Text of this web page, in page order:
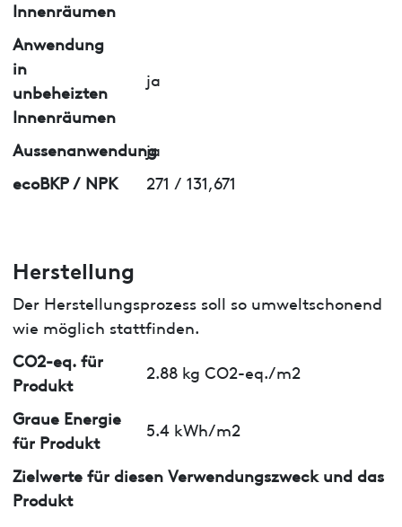
Innenräumen
Anwendung
in
unbeheizten
Innenräumen
ja
Aussenanwendung
ja
ecoBKP / NPK
271 / 131,671
Herstellung
Der Herstellungsprozess soll so umweltschonend
wie möglich stattfinden.
CO2-eq. für
Produkt
2.88 kg CO2-eq./m2
Graue Energie
für Produkt
5.4 kWh/m2
Zielwerte für diesen Verwendungszweck und das
Produkt